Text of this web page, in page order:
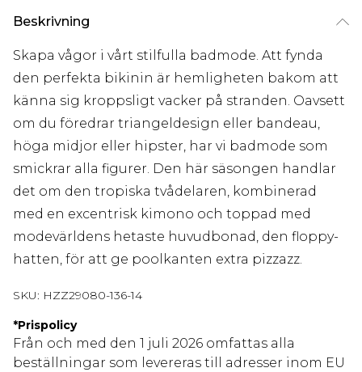
Beskrivning
Skapa vågor i vårt stilfulla badmode. Att fynda
den perfekta bikinin är hemligheten bakom att
känna sig kroppsligt vacker på stranden. Oavsett
om du föredrar triangeldesign eller bandeau,
höga midjor eller hipster, har vi badmode som
smickrar alla figurer. Den här säsongen handlar
det om den tropiska tvådelaren, kombinerad
med en excentrisk kimono och toppad med
modevärldens hetaste huvudbonad, den floppy-
hatten, för att ge poolkanten extra pizzazz.
SKU: HZZ29080-136-14
*Prispolicy
Från och med den 1 juli 2026 omfattas alla
beställningar som levereras till adresser inom EU